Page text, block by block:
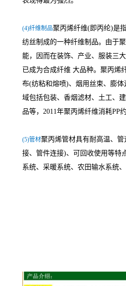
(4)纤维制品聚丙烯纤维(即丙纶)是
纺丝制成的一种纤维制品。由于
能，因而在装饰、产业、服装三
已成为合成纤维 大品种。聚丙烯
布(纺粘和熔喷)、烟用丝束、膨
域包括包装、香烟滤材、土工、
品等，2011年聚丙烯纤维消耗PP
(5)管材聚丙烯管材具有耐高温、
接、管件连接)、可回收使用等特
系统、采暖系统、农田输水系统